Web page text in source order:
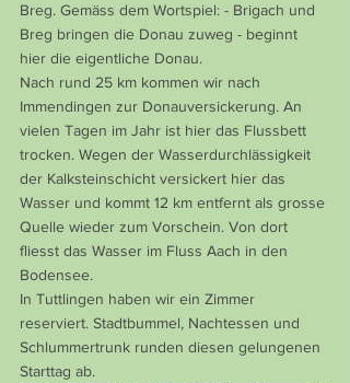
Breg. Gemäss dem Wortspiel: - Brigach und
Breg bringen die Donau zuweg - beginnt
hier die eigentliche Donau.
Nach rund 25 km kommen wir nach
Immendingen zur Donauversickerung. An
vielen Tagen im Jahr ist hier das Flussbett
trocken. Wegen der Wasserdurchlässigkeit
der Kalksteinschicht versickert hier das
Wasser und kommt 12 km entfernt als grosse
Quelle wieder zum Vorschein. Von dort
fliesst das Wasser im Fluss Aach in den
Bodensee.
In Tuttlingen haben wir ein Zimmer
reserviert. Stadtbummel, Nachtessen und
Schlummertrunk runden diesen gelungenen
Starttag ab.